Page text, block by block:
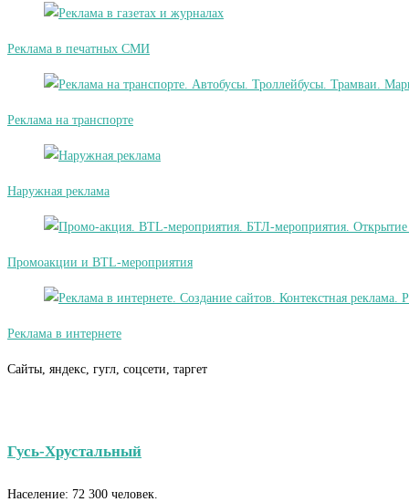
Реклама в печатных СМИ
Реклама на транспорте
Наружная реклама
Промоакции и BTL-мероприятия
Реклама в интернете
Сайты, яндекс, гугл, соцсети, таргет
Гусь-Хрустальный
Население: 72 300 человек.